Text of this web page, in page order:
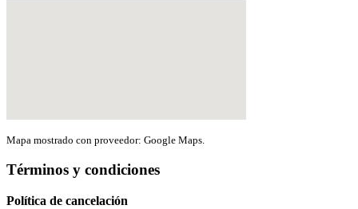
Mapa mostrado con proveedor: Google Maps.
Términos y condiciones
Política de cancelación